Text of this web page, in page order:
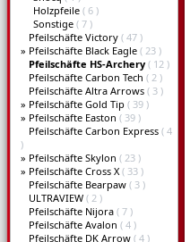
Holzpfeile ( 6 )
Sonstige ( 7 )
Pfeilschäfte Victory ( 47 )
» Pfeilschäfte Black Eagle ( 23 )
Pfeilschäfte HS-Archery ( 12 )
Pfeilschäfte Carbon Tech ( 2 )
Pfeilschäfte Altra Arrows ( 3 )
» Pfeilschäfte Gold Tip ( 39 )
» Pfeilschäfte Easton ( 39 )
Pfeilschäfte Carbon Express ( 4
)
» Pfeilschäfte Skylon ( 23 )
» Pfeilschäfte Cross X( 33 )
Pfeilschäfte Bearpaw ( 3 )
ULTRAVIEW ( 2 )
Pfeilschäfte Nijora ( 7 )
Pfeilschäfte Avalon ( 4 )
Pfeilschäfte DK Arrow ( 4 )